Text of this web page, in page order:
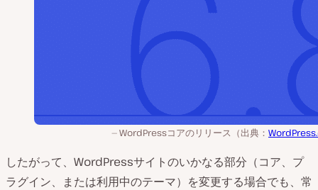
WordPressコアのリリース（出典：
したがって、WordPressサイトのいかなる部分（コア、プ
ラグイン、または利用中のテーマ）を変更する場合でも、常